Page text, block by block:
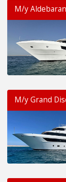
M/y Aldebaran
M/y Grand